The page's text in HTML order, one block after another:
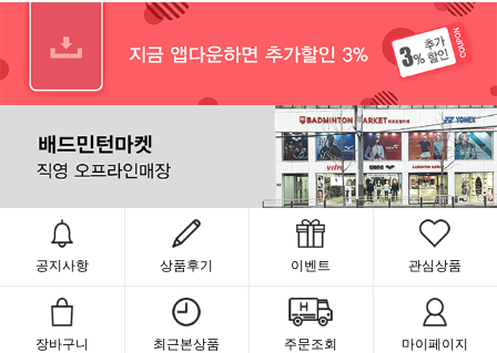
공지사항 상품후기 이벤트 관심상품
장바구니 최근본상품 주문조회 마이페이지